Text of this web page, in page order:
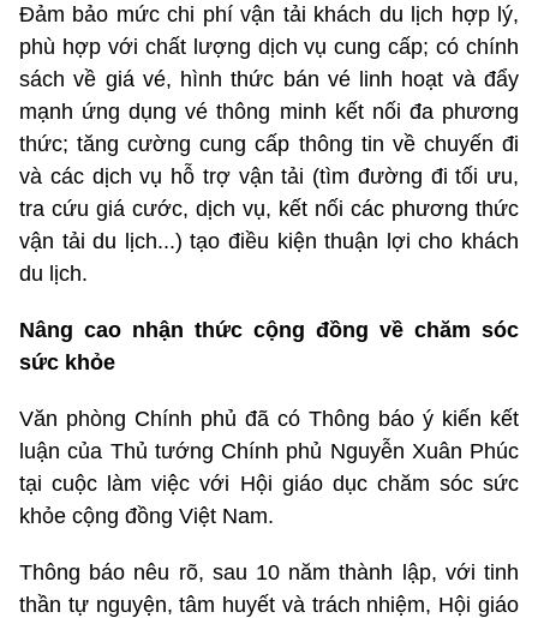
Đảm bảo mức chi phí vận tải khách du lịch hợp lý,
phù hợp với chất lượng dịch vụ cung cấp; có chính
sách về giá vé, hình thức bán vé linh hoạt và đẩy
mạnh ứng dụng vé thông minh kết nối đa phương
thức; tăng cường cung cấp thông tin về chuyến đi
và các dịch vụ hỗ trợ vận tải (tìm đường đi tối ưu,
tra cứu giá cước, dịch vụ, kết nối các phương thức
vận tải du lịch...) tạo điều kiện thuận lợi cho khách
du lịch.
Nâng cao nhận thức cộng đồng về chăm sóc
sức khỏe
Văn phòng Chính phủ đã có Thông báo ý kiến kết
luận của Thủ tướng Chính phủ Nguyễn Xuân Phúc
tại cuộc làm việc với Hội giáo dục chăm sóc sức
khỏe cộng đồng Việt Nam.
Thông báo nêu rõ, sau 10 năm thành lập, với tinh
thần tự nguyện, tâm huyết và trách nhiệm, Hội giáo